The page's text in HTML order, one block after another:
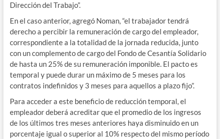
Dirección del Trabajo”.
En el caso anterior, agregó Noman, “el trabajador tendrá
derecho a percibir la remuneración de cargo del empleador,
correspondiente a la totalidad de la jornada reducida, junto
con un complemento de cargo del Fondo de Cesantía Solidario
de hasta un 25% de su remuneración imponible. El pacto es
temporal y puede durar un máximo de 5 meses para los
contratos indefinidos y 3 meses para aquellos a plazo fijo”.
Para acceder a este beneficio de reducción temporal, el
empleador deberá acreditar que el promedio de los ingresos
de los últimos tres meses anteriores haya disminuido en un
porcentaje igual o superior al 10% respecto del mismo período